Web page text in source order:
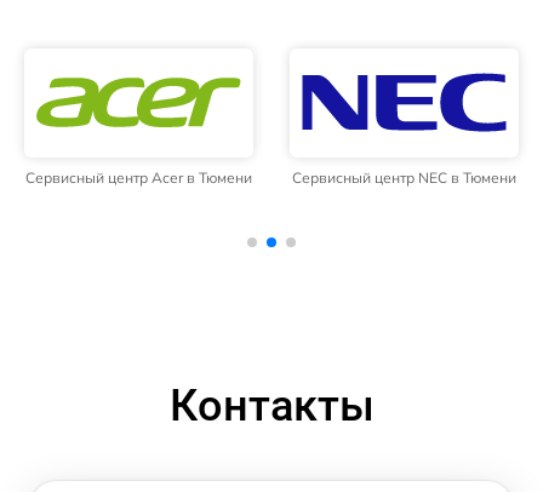
Сервисный центр Acer в Тюмени Сервисный центр NEC в Тюмени
Контакты